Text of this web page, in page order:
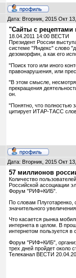
Дата: Вторник, 2015 Окт
"Сайты с рецептами
18.04.2011 14:00 ВЕСТИ
Президент России
системе "Яндекс" слово
дезоморфин, а как его
"Поиск того или иного
правонарушения, или
"В этом смысле, несмотря
прекращения
он.
"Понятно, что полностью
цитирует ИТАР-ТАСС
Дата: Вторник, 2015 Окт
57 миллионов
Количество
Российской ассоциации
Форум "РИФ+КИБ".
По словам Плуготаренко,
значительного
Что касается рынка
интернета в целом. В
интернетом пользуется в
Форум "РИФ+КИБ",
трех дней пройдет около
Телеканал ВЕСТИ